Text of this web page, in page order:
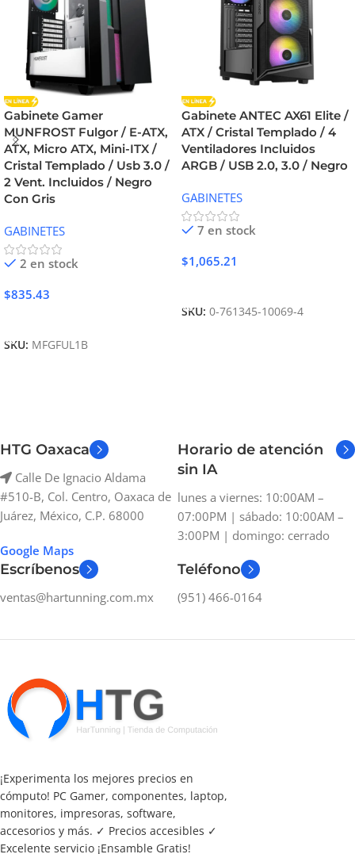
Gabinete Gamer
MUNFROST Fulgor / E-ATX,
ATX, Micro ATX, Mini-ITX /
Cristal Templado / Usb 3.0 /
2 Vent. Incluidos / Negro
Con Gris
GABINETES
2 en stock
$835.43
SKU: MFGFUL1B
Gabinete ANTEC AX61 Elite /
ATX / Cristal Templado / 4
Ventiladores Incluidos
ARGB / USB 2.0, 3.0 / Negro
GABINETES
7 en stock
$1,065.21
SKU: 0-761345-10069-4
HTG Oaxaca
Calle De Ignacio Aldama
#510-B, Col. Centro, Oaxaca de
Juárez, México, C.P. 68000
Google Maps
Horario de atención
sin IA
lunes a viernes: 10:00AM –
07:00PM | sábado: 10:00AM –
3:00PM | domingo: cerrado
Escríbenos
ventas@hartunning.com.mx
Teléfono
(951) 466-0164
¡Experimenta los mejores precios en
cómputo! PC Gamer, componentes, laptop,
monitores, impresoras, software,
accesorios y más. ✓ Precios accesibles ✓
Excelente servicio ¡Ensamble Gratis!